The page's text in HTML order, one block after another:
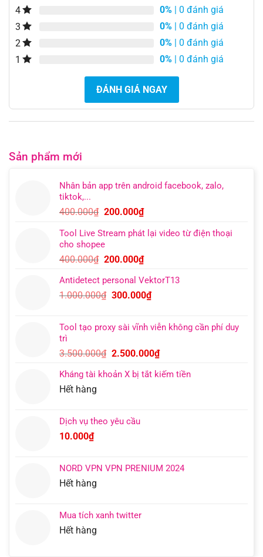
4
0% | 0 đánh giá
3
0% | 0 đánh giá
2
0% | 0 đánh giá
1
0% | 0 đánh giá
ĐÁNH GIÁ NGAY
Sản phẩm mới
Nhân bản app trên android facebook, zalo,
tiktok,...
400.000₫ Giá
là:
400.000₫.
200.000₫Giá
tại
200.000₫.
Tool Live Stream phát lại video từ điện thoại
cho shopee
400.000₫ Giá
là:
400.000₫.
200.000₫Giá
tại
là:
Antidetect personal VektorT13
1.000.000₫ Giá
1.000.000₫.
300.000₫Giá
là:
Tool tạo proxy sài vĩnh viễn không cần phí duy
trì
3.500.000₫ Giá
là:
2.500.000₫Giá
tại
Kháng tài khoản X bị tắt kiếm tiền
Hết hàng
Dịch vụ theo yêu cầu
10.000₫
NORD VPN VPN PRENIUM 2024
Hết hàng
Mua tích xanh twitter
Hết hàng